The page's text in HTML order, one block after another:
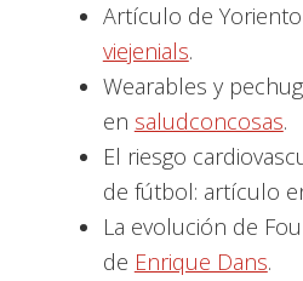
Artículo de Yoriento
viejenials.
Wearables y
en saludconcosas.
El riesgo
de fútbol: artículo
La evolución de
de Enrique Dans.